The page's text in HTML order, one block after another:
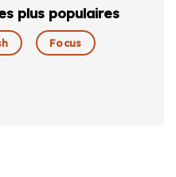
plus populaires
Focus